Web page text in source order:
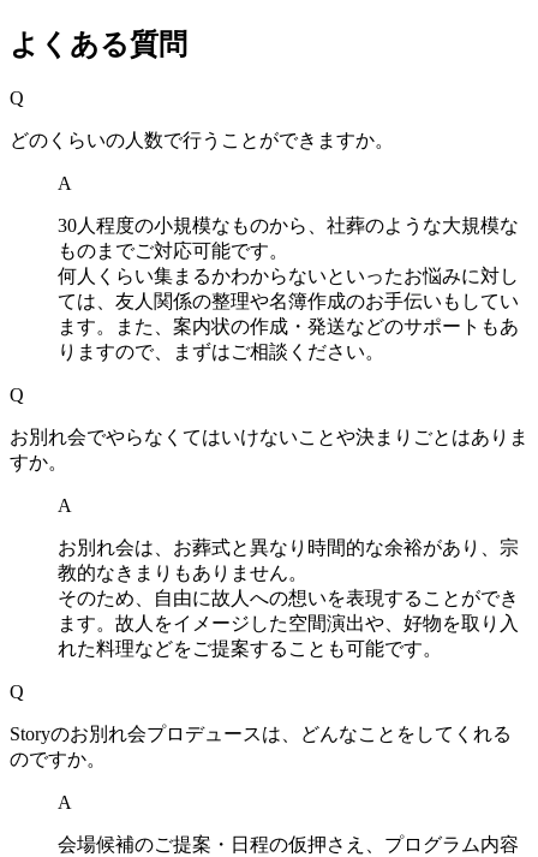
よくある質問
Q
どのくらいの人数で行うことができますか。
A
30人程度の小規模なものから、社葬のような大規模な
ものまでご対応可能です。
何人くらい集まるかわからないといったお悩みに対し
ては、友人関係の整理や名簿作成のお手伝いもしてい
ます。また、案内状の作成・発送などのサポートもあ
りますので、まずはご相談ください。
Q
お別れ会でやらなくてはいけないことや決まりごとはありま
すか。
A
お別れ会は、お葬式と異なり時間的な余裕があり、宗
教的なきまりもありません。
そのため、自由に故人への想いを表現することができ
ます。故人をイメージした空間演出や、好物を取り入
れた料理などをご提案することも可能です。
Q
Storyのお別れ会プロデュースは、どんなことをしてくれる
のですか。
A
会場候補のご提案・日程の仮押さえ、プログラム内容